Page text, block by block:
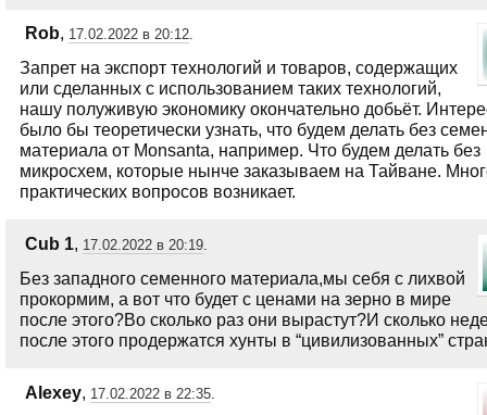
Rob, 17.02.2022 в 20:12.
Запрет на экспорт технологий и товаров, содержащих
или сделанных с использованием таких технологий,
нашу полуживую экономику окончательно добьёт.
было бы теоретически узнать, что будем делать без
материала от Monsanta, например. Что будем делать без
микросхем, которые нынче заказываем на Тайване.
практических вопросов возникает.
Сub 1, 17.02.2022 в 20:19.
Без западного семенного материала,мы себя с лихвой
прокормим, а вот что будет с ценами на зерно в мире
после этого?Во сколько раз они вырастут?И сколько
после этого продержатся хунты в “цивилизованных”
Alexey, 17.02.2022 в 22:35.